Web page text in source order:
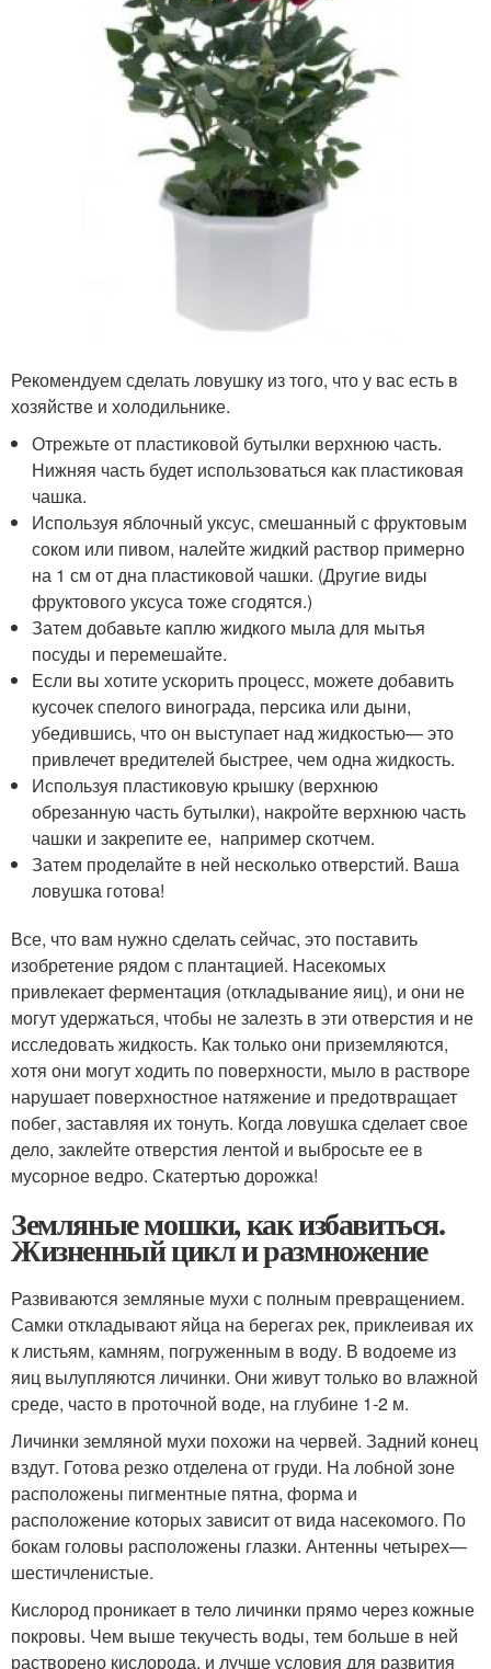
Рекомендуем сделать ловушку из того, что у вас есть в
хозяйстве и холодильнике.
Отрежьте от пластиковой бутылки верхнюю часть.
Нижняя часть будет использоваться как пластиковая
чашка.
Используя яблочный уксус, смешанный с фруктовым
соком или пивом, налейте жидкий раствор примерно
на 1 см от дна пластиковой чашки. (Другие виды
фруктового уксуса тоже сгодятся.)
Затем добавьте каплю жидкого мыла для мытья
посуды и перемешайте.
Если вы хотите ускорить процесс, можете добавить
кусочек спелого винограда, персика или дыни,
убедившись, что он выступает над жидкостью— это
привлечет вредителей быстрее, чем одна жидкость.
Используя пластиковую крышку (верхнюю
обрезанную часть бутылки), накройте верхнюю часть
чашки и закрепите ее, например скотчем.
Затем проделайте в ней несколько отверстий. Ваша
ловушка готова!
Все, что вам нужно сделать сейчас, это поставить
изобретение рядом с плантацией. Насекомых
привлекает ферментация (откладывание яиц), и они не
могут удержаться, чтобы не залезть в эти отверстия и не
исследовать жидкость. Как только они приземляются,
хотя они могут ходить по поверхности, мыло в растворе
нарушает поверхностное натяжение и предотвращает
побег, заставляя их тонуть. Когда ловушка сделает свое
дело, заклейте отверстия лентой и выбросьте ее в
мусорное ведро. Скатертью дорожка!
Земляные мошки, как избавиться.
Жизненный цикл и размножение
Развиваются земляные мухи с полным превращением.
Самки откладывают яйца на берегах рек, приклеивая их
к листьям, камням, погруженным в воду. В водоеме из
яиц вылупляются личинки. Они живут только во влажной
среде, часто в проточной воде, на глубине 1-2 м.
Личинки земляной мухи похожи на червей. Задний конец
вздут. Готова резко отделена от груди. На лобной зоне
расположены пигментные пятна, форма и
расположение которых зависит от вида насекомого. По
бокам головы расположены глазки. Антенны четырех—
шестичленистые.
Кислород проникает в тело личинки прямо через кожные
покровы. Чем выше текучесть воды, тем больше в ней
растворено кислорода, и лучше условия для развития